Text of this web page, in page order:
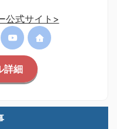
公式サイト>
詳細